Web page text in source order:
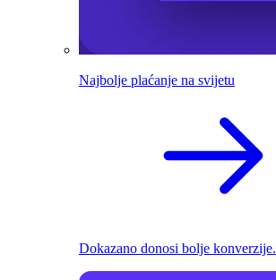
Najbolje plaćanje na svijetu
Dokazano donosi bolje konverzije.